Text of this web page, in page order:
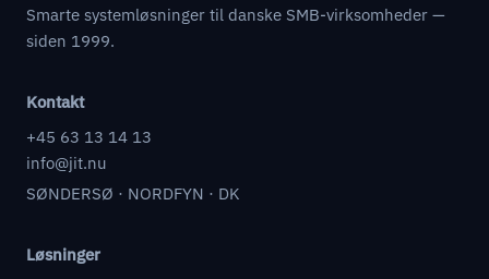
Smarte systemløsninger til danske SMB-virksomheder —
siden 1999.
Kontakt
+45 63 13 14 13
info@jit.nu
SØNDERSØ · NORDFYN · DK
Løsninger